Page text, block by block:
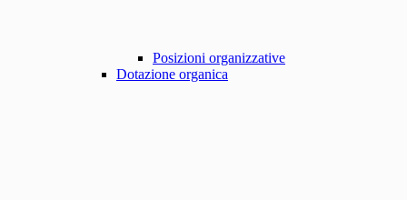
Posizioni organizzative
Dotazione organica